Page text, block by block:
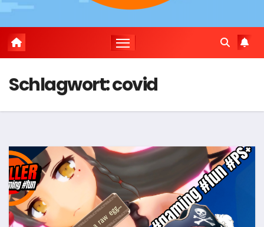
Schlagwort:covid